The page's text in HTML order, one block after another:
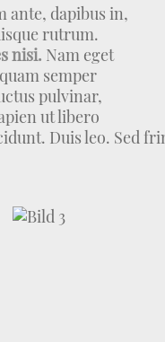
ante, dapibus in,
rutrum.
nisi. Nam eget
semper
pulvinar,
ut libero
Duis leo. Sed